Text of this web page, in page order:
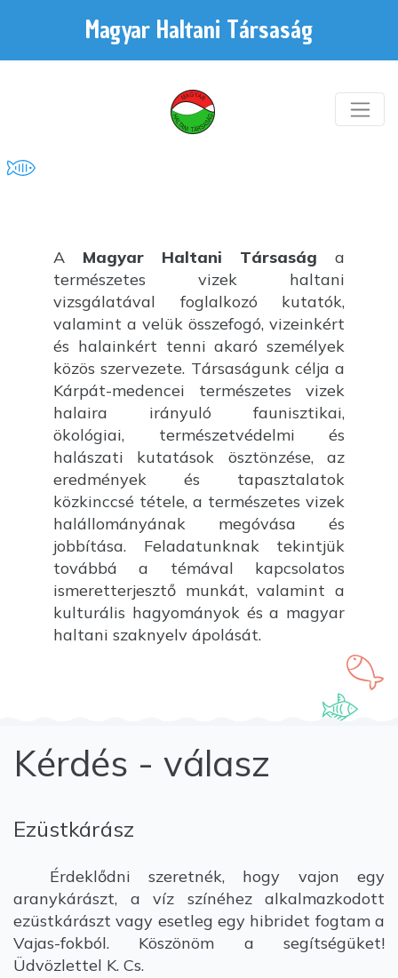
Magyar Haltani Társaság
A Magyar Haltani Társaság a
természetes vizek haltani
vizsgálatával foglalkozó kutatók,
valamint a velük összefogó, vizeinkért
és halainkért tenni akaró személyek
közös szervezete. Társaságunk célja a
Kárpát-medencei természetes vizek
halaira irányuló faunisztikai,
ökológiai, természetvédelmi és
halászati kutatások ösztönzése, az
eredmények és tapasztalatok
közkinccsé tétele, a természetes vizek
halállományának megóvása és
jobbítása. Feladatunknak tekintjük
továbbá a témával kapcsolatos
ismeretterjesztő munkát, valamint a
kulturális hagyományok és a magyar
haltani szaknyelv ápolását.
Kérdés - válasz
Ezüstkárász
Érdeklődni szeretnék, hogy vajon egy
aranykárászt, a víz színéhez alkalmazkodott
ezüstkárászt vagy esetleg egy hibridet fogtam a
Vajas-fokból. Köszönöm a segítségüket!
Üdvözlettel K. Cs.